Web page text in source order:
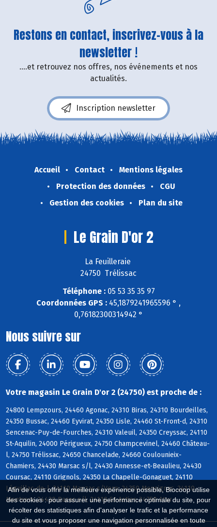
Afin de vous offrir la meilleure expérience possible, Biocoop utilise
des cookies : pour assurer une performance optimale du site, pour
récolter des statistiques afin d'analyser le trafic et la performance
du site et vous proposer une navigation personnalisée en toute
Restons en contact, inscrivez-vous à la
newsletter !
....et retrouvez nos offres, nos événements et nos
actualités.
Inscription newsletter
Accueil Contact
Mentions légales
Protection des données
CGU
Gestion des cookies
Plan du site
Le Grain D'or 2
La Feuilleraie
24750 Trélissac
Téléphone :05 53 35 35 97
Coordonnées GPS : 45,1879241965596 ° ,
0,76182300314942 °
Nous suivre sur
Votre magasin Le Grain D'or 2 (24750) est proche de :
24800 Lempzours, 24460 Agonac, 24310 Biras, 24310 Bourdeilles,
24350 Bussac, 24460 Eyvirat, 24350 Lisle, 24460 St-Front-d, 24310
Sencenac-Puy-de-Fourches, 24310 Valeuil, 24350 Creyssac, 24110
St-Aquilin, 24000 Périgueux, 24750 Champcevinel, 24460 Château-
l, 24750 Trélissac, 24650 Chancelade, 24660 Coulounieix-
Chamiers, 24430 Marsac s/l, 24430 Annesse-et-Beaulieu, 24430
Coursac, 24110 Grignols, 24350 La Chapelle-Gonaguet, 24110
Léguillac-de-l, 24110 Manzac s/Vern, 24350 Mensignac, 24110
Montrem, 24430 Razac s/l, 24110 St-Astier, 24750 Atur